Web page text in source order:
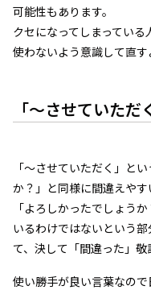
可能性もあります。
クセになってしまってい
使わないよう意識して直す
「～させていただ
「～させていただく」と
か？」と同様に間違えやす
「よろしかったでしょう
いるわけではないという
て、決して「間違った」敬
使い勝手が良い言葉なの